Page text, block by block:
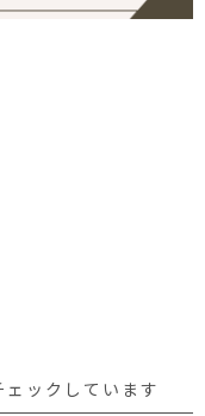
ックしています